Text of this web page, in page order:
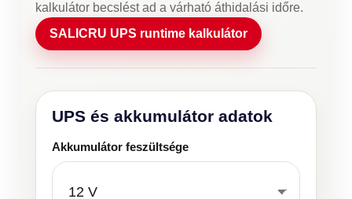
kalkulátor becslést ad a várható áthidalási időre.
SALICRU UPS runtime kalkulátor
UPS és akkumulátor adatok
Akkumulátor feszültsége